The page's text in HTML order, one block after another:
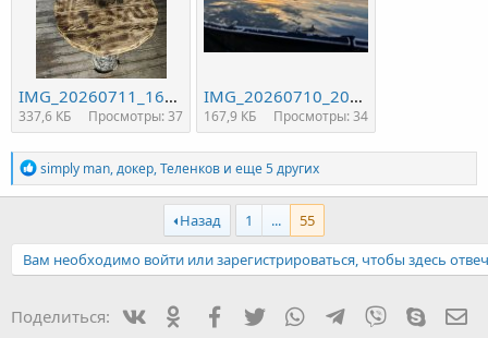
IMG_20260711_163010.jpg
337,6 КБ Просмотры: 37
IMG_20260710_200453.jpg
167,9 КБ Просмотры: 34
Р
е
а
и
и
simply man,докер,Теленков и еще 5 других
Назад 1 ...
55
Вам необходимо войти или зарегистрироваться, чтобы здесь
Поделиться: ВконтактеОдноклассники
Facebook
TwitterWhatsAppTelegram
Viber Skype